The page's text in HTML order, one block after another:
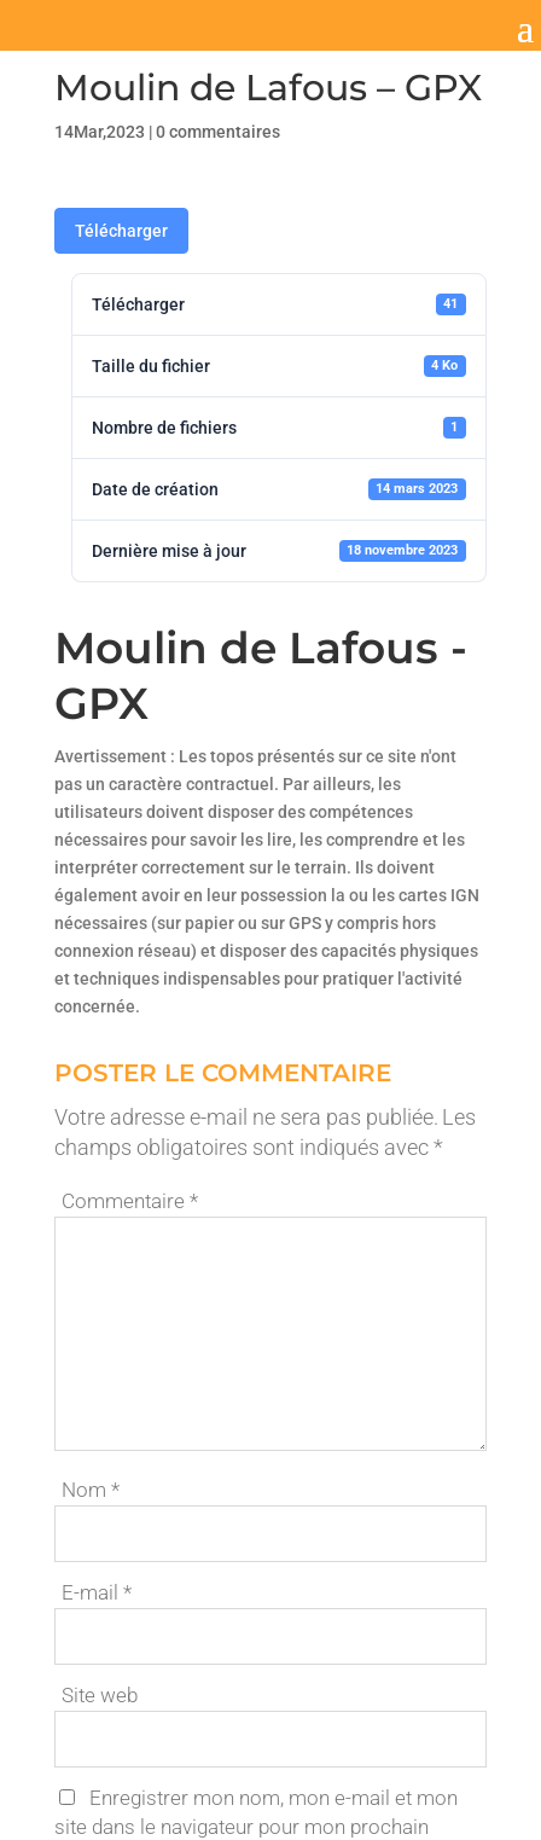
Moulin de Lafous – GPX
14Mar,2023 |0 commentaires
Télécharger
Télécharger 41
Taille du fichier 4 Ko
Nombre de fichiers 1
Date de création 14 mars 2023
Dernière mise à jour 18 novembre 2023
Moulin de Lafous -
GPX
Avertissement : Les topos présentés sur ce site n'ont
pas un caractère contractuel. Par ailleurs, les
utilisateurs doivent disposer des compétences
nécessaires pour savoir les lire, les comprendre et les
interpréter correctement sur le terrain. Ils doivent
également avoir en leur possession la ou les cartes IGN
nécessaires (sur papier ou sur GPS y compris hors
connexion réseau) et disposer des capacités physiques
et techniques indispensables pour pratiquer l'activité
concernée.
POSTER LE COMMENTAIRE
Votre adresse e-mail ne sera pas publiée. Les
champs obligatoires sont indiqués avec*
Commentaire *
Nom *
E-mail *
Site web
Enregistrer mon nom, mon e-mail et mon
site dans le navigateur pour mon prochain